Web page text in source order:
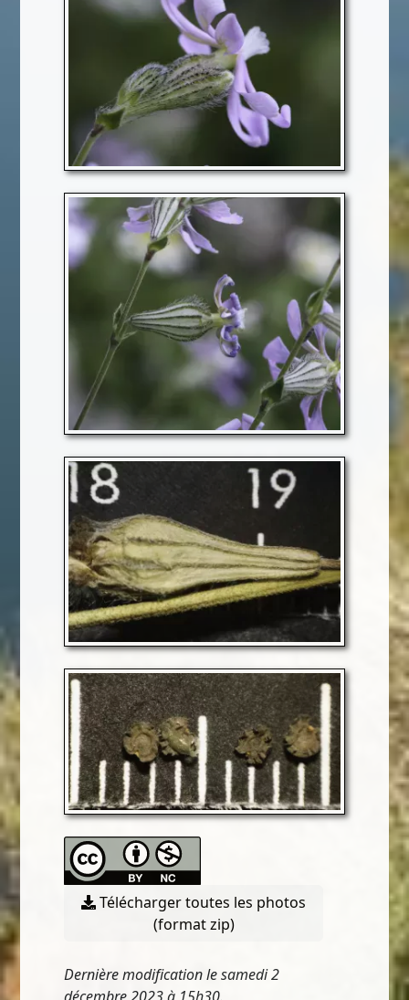
Télécharger toutes les photos
(format zip)
Dernière modification le samedi 2